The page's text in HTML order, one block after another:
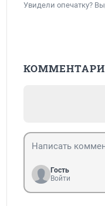
Увидели опечатку?
Гость
Войти